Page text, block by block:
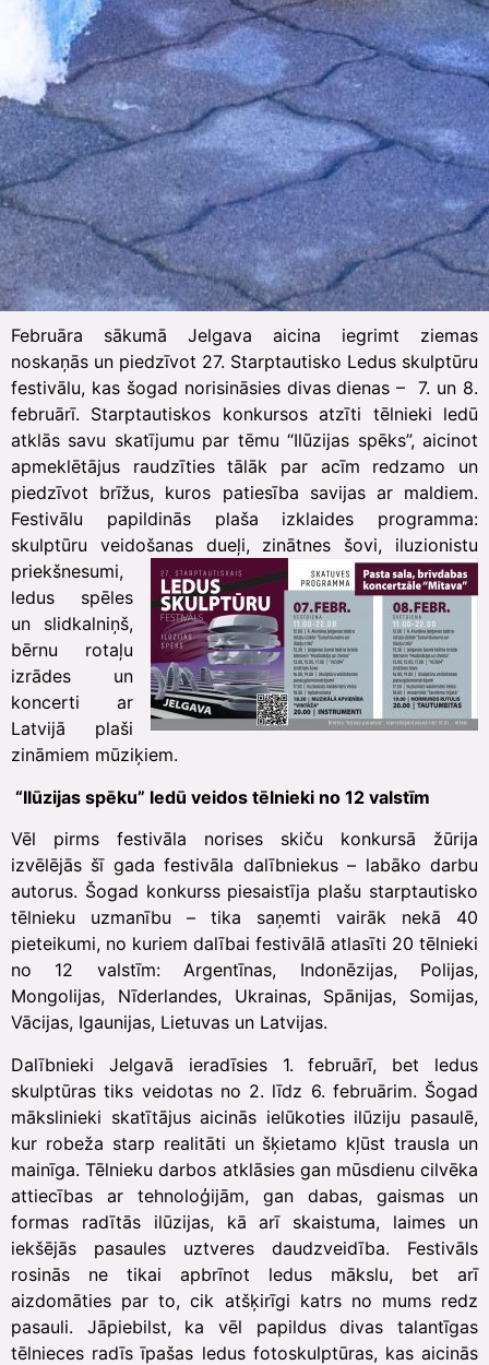
Februāra sākumā Jelgava aicina iegrimt ziemas
noskaņās un piedzīvot 27. Starptautisko Ledus skulptūru
festivālu, kas šogad norisināsies divas dienas – 7. un 8.
februārī. Starptautiskos konkursos atzīti tēlnieki ledū
atklās savu skatījumu par tēmu “Ilūzijas spēks”, aicinot
apmeklētājus raudzīties tālāk par acīm redzamo un
piedzīvot brīžus, kuros patiesība savijas ar maldiem.
Festivālu papildinās plaša izklaides programma:
skulptūru veidošanas dueļi, zinātnes šovi, iluzionistu
priekšnesumi,
ledus spēles
un slidkalniņš,
bērnu rotaļu
izrādes un
koncerti ar
Latvijā plaši
zināmiem mūziķiem.
“Ilūzijas spēku” ledū veidos tēlnieki no 12 valstīm
Vēl pirms festivāla norises skiču konkursā žūrija
izvēlējās šī gada festivāla dalībniekus – labāko darbu
autorus. Šogad konkurss piesaistīja plašu starptautisko
tēlnieku uzmanību – tika saņemti vairāk nekā 40
pieteikumi, no kuriem dalībai festivālā atlasīti 20 tēlnieki
no 12 valstīm: Argentīnas, Indonēzijas, Polijas,
Mongolijas, Nīderlandes, Ukrainas, Spānijas, Somijas,
Vācijas, Igaunijas, Lietuvas un Latvijas.
Dalībnieki Jelgavā ieradīsies 1. februārī, bet ledus
skulptūras tiks veidotas no 2. līdz 6. februārim. Šogad
mākslinieki skatītājus aicinās ielūkoties ilūziju pasaulē,
kur robeža starp realitāti un šķietamo kļūst trausla un
mainīga. Tēlnieku darbos atklāsies gan mūsdienu cilvēka
attiecības ar tehnoloģijām, gan dabas, gaismas un
formas radītās ilūzijas, kā arī skaistuma, laimes un
iekšējās pasaules uztveres daudzveidība. Festivāls
rosinās ne tikai apbrīnot ledus mākslu, bet arī
aizdomāties par to, cik atšķirīgi katrs no mums redz
pasauli. Jāpiebilst, ka vēl papildus divas talantīgas
tēlnieces radīs īpašas ledus fotoskulptūras, kas aicinās